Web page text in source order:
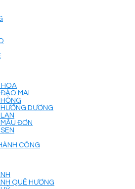
HOA
MAI
DƯƠNG
ĐƠN
CÔNG
QUÊ HƯƠNG